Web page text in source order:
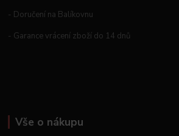
- Doručení na Balíkovnu
- Garance vrácení zboží do 14 dnů
Vše o nákupu